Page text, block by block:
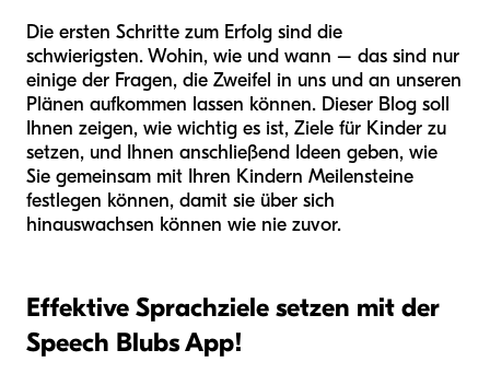
Die ersten Schritte zum Erfolg sind die
schwierigsten. Wohin, wie und wann – das sind nur
einige der Fragen, die Zweifel in uns und an unseren
Plänen aufkommen lassen können. Dieser Blog soll
Ihnen zeigen, wie wichtig es ist, Ziele für Kinder zu
setzen, und Ihnen anschließend Ideen geben, wie
Sie gemeinsam mit Ihren Kindern Meilensteine
festlegen können, damit sie über sich
hinauswachsen können wie nie zuvor.
Effektive Sprachziele setzen mit der
Speech Blubs App!